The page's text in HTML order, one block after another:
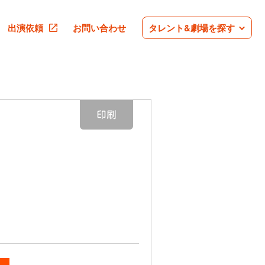
出演依頼 お問い合わせ タレント&劇場を探す